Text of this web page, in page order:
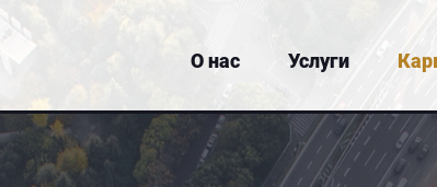
О нас Услуги